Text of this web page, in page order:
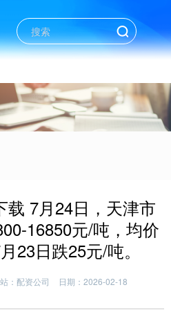
载 7月24日，天津市
16850元/吨，均价
23日跌25元/吨。
：配资公司
日期：2026-02-18